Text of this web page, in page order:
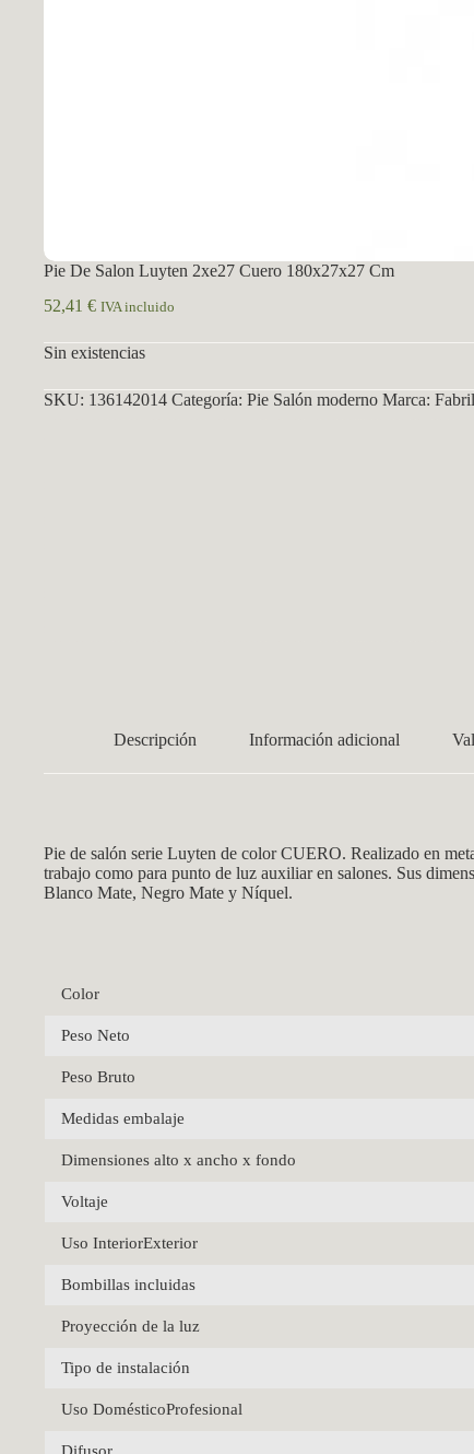
Pie De Salon Luyten 2xe27 Cuero 180x27x27 Cm
52,41 € IVA incluido
Sin existencias
SKU: 136142014 Categoría: Pie Salón moderno Marca:
Descripción Información adicional
Pie de salón serie Luyten de color CUERO. Realizado en
trabajo como para punto de luz auxiliar en salones. Sus
Blanco Mate, Negro Mate y Níquel.
Color
Peso Neto
Peso Bruto
Medidas embalaje
Dimensiones alto x ancho x fondo
Voltaje
Uso InteriorExterior
Bombillas incluidas
Proyección de la luz
Tipo de instalación
Uso DomésticoProfesional